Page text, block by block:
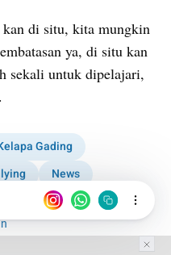
di situ, kita mungkin
ya, di situ kan
sekali untuk dipelajari,
Gading
News